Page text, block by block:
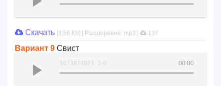
Скачать [8,56 Kb] | Расширение: mp3 | 137
Вариант 9 Свист
00:00
1673874921_1-9